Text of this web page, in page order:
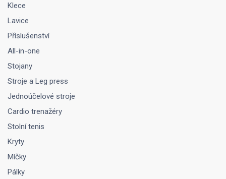
Klece
Lavice
Příslušenství
All-in-one
Stojany
Stroje a Leg press
Jednoúčelové stroje
Cardio trenažéry
Stolní tenis
Kryty
Míčky
Pálky